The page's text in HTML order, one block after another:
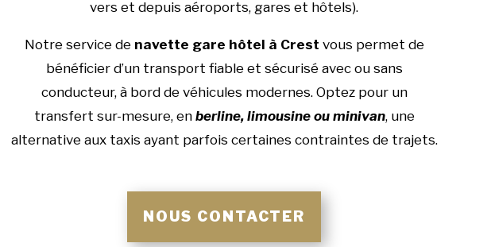
vers et depuis aéroports, gares et hôtels).
Notre service de navette gare hôtel à Crest vous permet de
bénéficier d’un transport fiable et sécurisé avec ou sans
conducteur, à bord de véhicules modernes. Optez pour un
transfert sur-mesure, en berline, limousine ou minivan, une
alternative aux taxis ayant parfois certaines contraintes de trajets.
NOUS CONTACTER